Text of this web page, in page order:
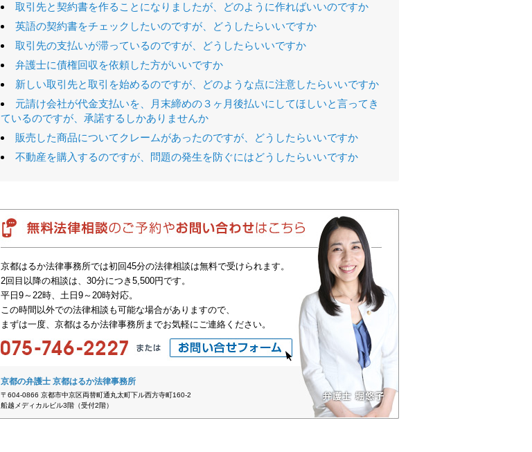
取引先と契約書を作ることになりましたが、どのように作ればいいのですか
英語の契約書をチェックしたいのですが、どうしたらいいですか
取引先の支払いが滞っているのですが、どうしたらいいですか
弁護士に債権回収を依頼した方がいいですか
新しい取引先と取引を始めるのですが、どのような点に注意したらいいですか
元請け会社が代金支払いを、月末締めの３ヶ月後払いにしてほしいと言ってき
ているのですが、承諾するしかありませんか
販売した商品についてクレームがあったのですが、どうしたらいいですか
不動産を購入するのですが、問題の発生を防ぐにはどうしたらいいですか
京都はるか法律事務所では初回45分の法律相談は無料で受けられます。
2回目以降の相談は、30分につき5,500円です。
平日9～22時、土日9～20時対応。
この時間以外での法律相談も可能な場合がありますので、
まずは一度、京都はるか法律事務所までお気軽にご連絡ください。
京都の弁護士 京都はるか法律事務所
〒604-0866 京都市中京区両替町通丸太町下ル西方寺町160-2
船越メディカルビル3階（受付2階）